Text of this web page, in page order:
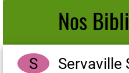
Nos
S
Servaville